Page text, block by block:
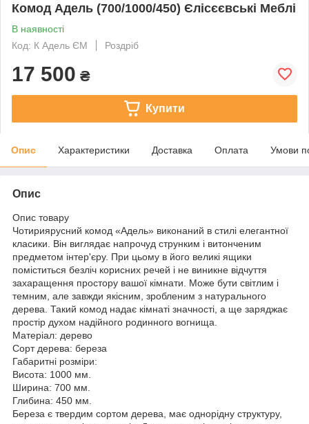
Комод Адель (700/1000/450) Єлісєєвські Меблі
В наявності
Код: К Адель ЄМ
Роздріб
17 500 ₴
Купити
Опис Характеристики Доставка Оплата Умови
Опис
Опис товару
Чотириярусний комод «Адель» виконаний в стилі елегантної
класики. Він виглядає напрочуд струнким і витонченим
предметом інтер'єру. При цьому в його великі ящики
поміститься безліч корисних речей і не виникне відчуття
захаращення простору вашої кімнати. Може бути світлим і
темним, але завжди якісним, зробленим з натурального
дерева. Такий комод надає кімнаті значності, а ще заряджає
простір духом надійного родинного вогнища.
Матеріал: дерево
Сорт дерева: береза
Габаритні розміри:
Висота: 1000 мм.
Ширина: 700 мм.
Глибина: 450 мм.
Береза є твердим сортом дерева, має однорідну структуру,